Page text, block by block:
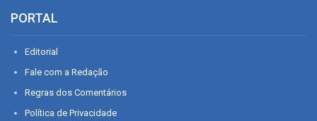
PORTAL
Editorial
Fale com a Redação
Regras dos Comentários
Política de Privacidade